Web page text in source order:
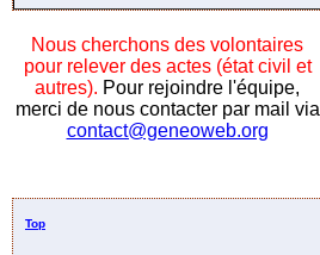
Nous cherchons des volontaires
pour relever des actes (état civil et
autres). Pour rejoindre l'équipe,
merci de nous contacter par mail via
contact@geneoweb.org
Top